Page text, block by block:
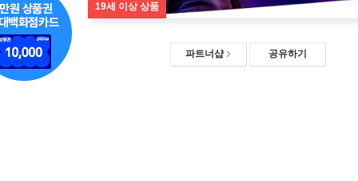
19세 이상 상품
파트너샵 공유하기